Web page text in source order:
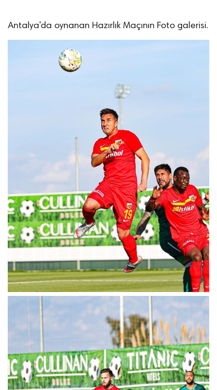
Antalya'da oynanan Hazırlık Maçının Foto galerisi.